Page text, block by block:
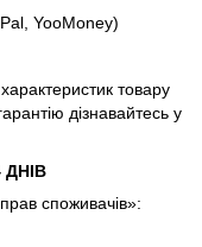
YooMoney)
товару
дізнавайтесь у
споживачів»: